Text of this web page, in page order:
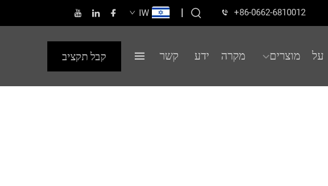
+86-0662-6810012
|
IW
על מוצרים מקרה ידע קשר קבל תקציב